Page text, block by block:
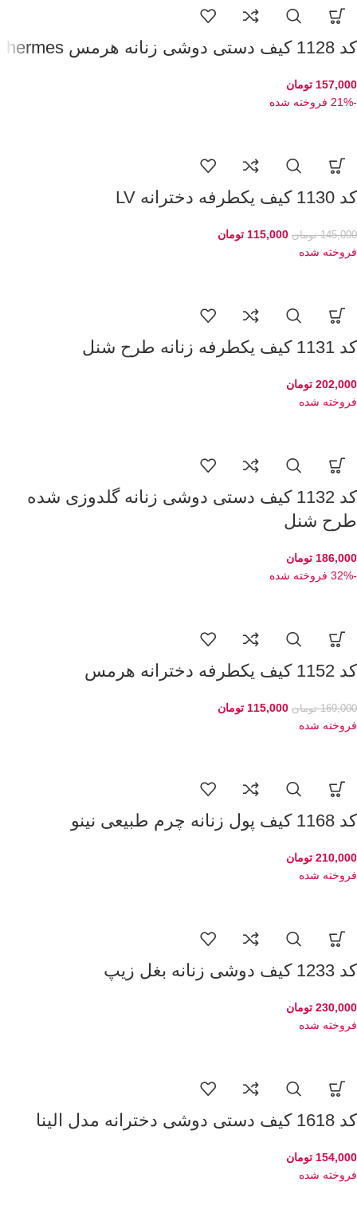
کد 1128 کیف دستی دوشی زنانه هرمس hermes
157,000 تومان
-21%
فروخته شده
کد 1130 کیف یکطرفه دخترانه LV
145,000 تومان 115,000 تومان
فروخته شده
کد 1131 کیف یکطرفه زنانه طرح شنل
202,000 تومان
فروخته شده
کد 1132 کیف دستی دوشی زنانه گلدوزی شده
طرح شنل
186,000 تومان
-32%
فروخته شده
کد 1152 کیف یکطرفه دخترانه هرمس
169,000 تومان 115,000 تومان
فروخته شده
کد 1168 کیف پول زنانه چرم طبیعی نینو
210,000 تومان
فروخته شده
کد 1233 کیف دوشی زنانه بغل زیپ
230,000 تومان
فروخته شده
کد 1618 کیف دستی دوشی دخترانه مدل الینا
154,000 تومان
فروخته شده